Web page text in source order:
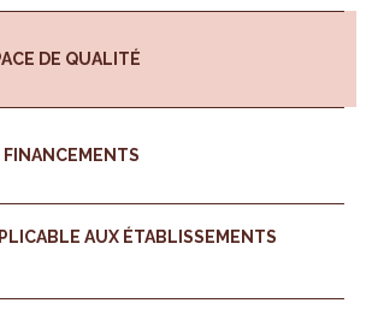
DE QUALITÉ
FINANCEMENTS
AUX ÉTABLISSEMENTS